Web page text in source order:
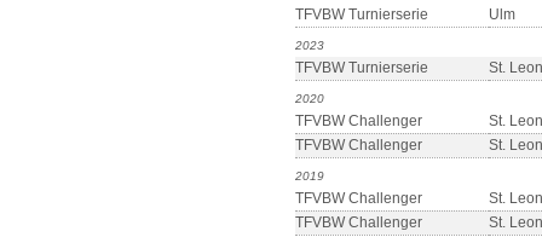
TFVBW Turnierserie Ulm
2023
TFVBW Turnierserie St.
2020
TFVBW Challenger
St.
TFVBW Challenger
St.
2019
TFVBW Challenger
St.
TFVBW Challenger
St.